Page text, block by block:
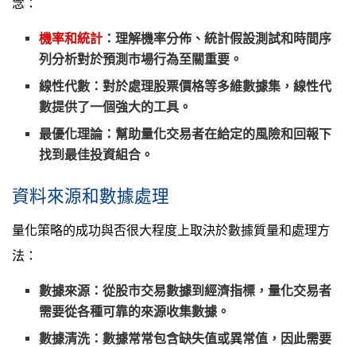
機率和統計 ：理解機率分佈、統計假設測試和時間序
列分析對於預測市場行為至關重要。
線性代數 ：對於處理股票價格等多維數據集，線性代
數提供了一個強大的工具。
最優化理論：幫助量化交易者在給定的風險和回報下
找到最佳投資組合。
資料來源和數據處理
量化策略的成功與否很大程度上取決於數據質量和處理方
法：
數據來源 ：從股市交易數據到經濟指標，量化交易者
需要從各種可靠的來源收集數據。
數據清洗：數據常常包含缺失值或異常值，因此需要